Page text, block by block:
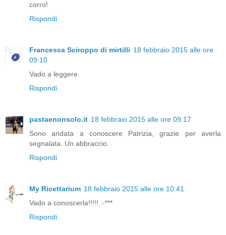
corro!
Rispondi
Francesca Sciroppo di mirtilli 18 febbraio 2015 alle ore
09:10
Vado a leggere.
Rispondi
pastaenonsolo.it 18 febbraio 2015 alle ore 09:17
Sono andata a conoscere Patrizia, grazie per averla
segnalata. Un abbraccio.
Rispondi
My Ricettarium 18 febbraio 2015 alle ore 10:41
Vado a conoscerla!!!!! :-***
Rispondi